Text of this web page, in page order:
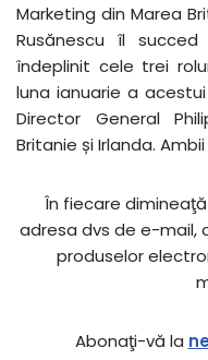
Marketing din Marea
Rusănescu îl
îndeplinit cele trei
luna ianuarie a
Director General
Britanie și Irlanda.
În fiecare
adresa dvs de e-mail,
produselor
Abonaţi-vă la